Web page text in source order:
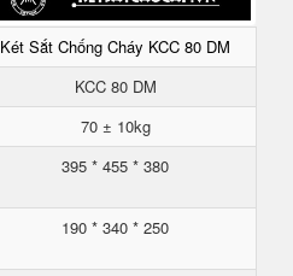
Két Sắt Chống Cháy KCC 80 DM
KCC 80 DM
70 ± 10kg
395 * 455 * 380
190 * 340 * 250